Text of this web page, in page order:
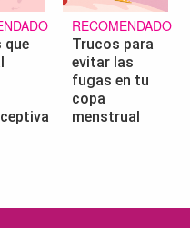
que
RECOMENDADO
Trucos para
evitar las
fugas en tu
copa
menstrual